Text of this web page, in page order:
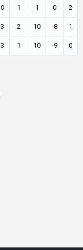
0 1 1 0 2
3 2 10 -8 1
3 1 10 -9 0